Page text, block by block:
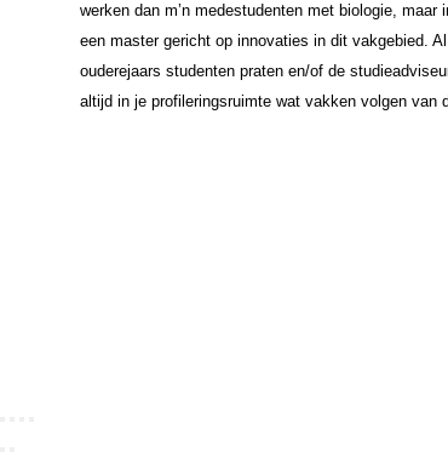
werken dan m’n medestudenten met biologie,
een master gericht op innovaties in dit vakgebied.
ouderejaars studenten praten en/of de
altijd in je profileringsruimte wat vakken volgen van